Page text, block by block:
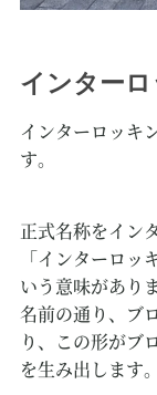
インター
インターロッキ
す。
正式名称をイン
「インターロ
いう意味がありま
名前の通り、ブ
り、この形がブ
を生み出します。